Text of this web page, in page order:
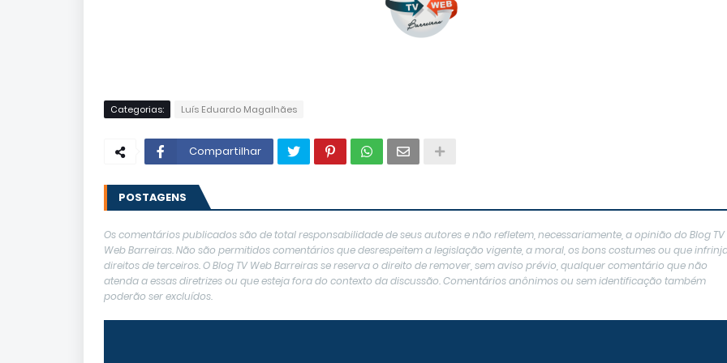
Categorias: Luís Eduardo Magalhães
Compartilhar
POSTAGENS
Os comentários publicados são de total responsabilidade de seus autores e não refletem, necessariamente, a opinião do Blog TV
Web Barreiras. Não são permitidos comentários que desrespeitem a legislação vigente, a moral, os bons costumes ou que
direitos de terceiros. O Blog TV Web Barreiras se reserva o direito de remover, sem aviso prévio, qualquer comentário que não
atenda a essas diretrizes ou que esteja fora do contexto da discussão. Comentários anônimos ou sem identificação também
poderão ser excluídos.